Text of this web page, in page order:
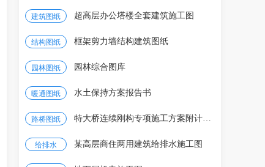
建筑图纸 超高层办公塔楼全套建筑施工图
结构图纸 框架剪力墙结构建筑图纸
园林图纸 园林综合图库
暖通图纸 水土保持方案报告书
路桥图纸 特大桥连续刚构专项施工方案附计算书图纸
给排水 某高层商住两用建筑给排水施工图